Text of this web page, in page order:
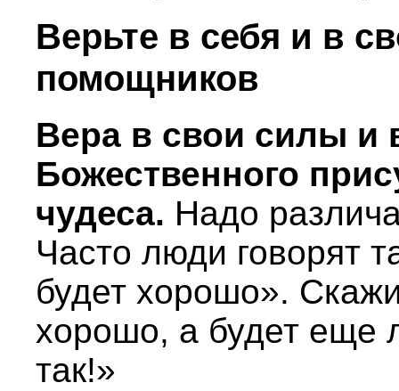
Верьте в себя и в
помощников
Вера в свои силы и
Божественного
чудеса. Надо
Часто люди говорят
будет хорошо».
хорошо, а будет еще
так!»